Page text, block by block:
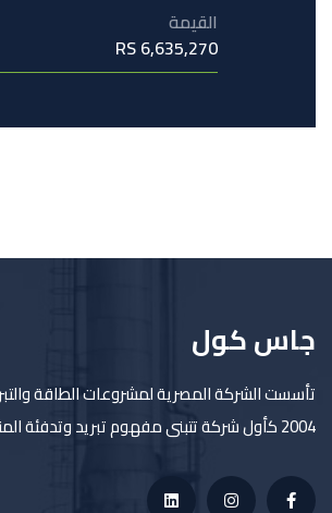
القيمة
6,635,270 RS
جاس كول
تأسست الشركة المصرية لمشروعات الطاقة
2004 كأول شركة تتبنى مفهوم تبريد وتدفئة المناطق في مصر